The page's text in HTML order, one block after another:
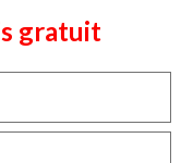
gratuit